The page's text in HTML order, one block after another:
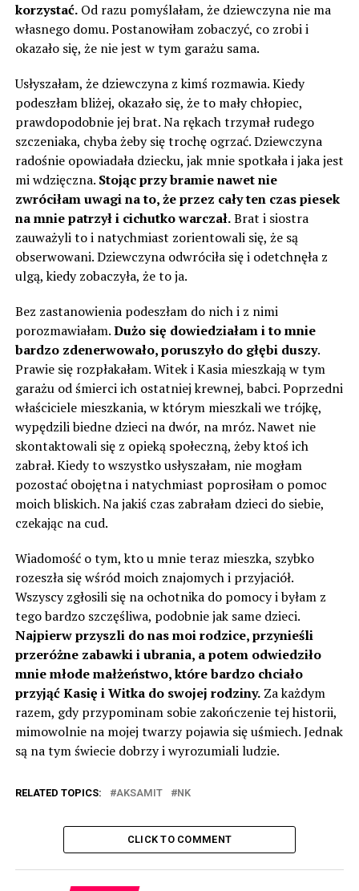
korzystać.Od razu pomyślałam, że dziewczyna nie ma
własnego domu. Postanowiłam zobaczyć, co zrobi i
okazało się, że nie jest w tym garażu sama.
Usłyszałam, że dziewczyna z kimś rozmawia. Kiedy
podeszłam bliżej, okazało się, że to mały chłopiec,
prawdopodobnie jej brat. Na rękach trzymał rudego
szczeniaka, chyba żeby się trochę ogrzać. Dziewczyna
radośnie opowiadała dziecku, jak mnie spotkała i jaka jest
mi wdzięczna. Stojąc przy bramie nawet nie
zwróciłam uwagi na to, że przez cały ten czas piesek
na mnie patrzył i cichutko warczał.Brat i siostra
zauważyli to i natychmiast zorientowali się, że są
obserwowani. Dziewczyna odwróciła się i odetchnęła z
ulgą, kiedy zobaczyła, że to ja.
Bez zastanowienia podeszłam do nich i z nimi
porozmawiałam.Dużo się dowiedziałam i to mnie
bardzo zdenerwowało, poruszyło do ​​głębi duszy.
Prawie się rozpłakałam. Witek i Kasia mieszkają w tym
garażu od śmierci ich ostatniej krewnej, babci. Poprzedni
właściciele mieszkania, w którym mieszkali we trójkę,
wypędzili biedne dzieci na dwór, na mróz. Nawet nie
skontaktowali się z opieką społeczną, żeby ktoś ich
zabrał. Kiedy to wszystko usłyszałam, nie mogłam
pozostać obojętna i natychmiast poprosiłam o pomoc
moich bliskich. Na jakiś czas zabrałam dzieci do siebie,
czekając na cud.
Wiadomość o tym, kto u mnie teraz mieszka, szybko
rozeszła się wśród moich znajomych i przyjaciół.
Wszyscy zgłosili się na ochotnika do pomocy i byłam z
tego bardzo szczęśliwa, podobnie jak same dzieci.
Najpierw przyszli do nas moi rodzice, przynieśli
przeróżne zabawki i ubrania, a potem odwiedziło
mnie młode małżeństwo, które bardzo chciało
przyjąć Kasię i Witka do swojej rodziny.Za każdym
razem, gdy przypominam sobie zakończenie tej historii,
mimowolnie na mojej twarzy pojawia się uśmiech. Jednak
są na tym świecie dobrzy i wyrozumiali ludzie.
RELATED TOPICS: AKSAMIT NK
CLICK TO COMMENT